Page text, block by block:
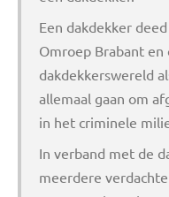
Een dakdekker
Omroep Brabant en
dakdekkerswereld
allemaal gaan om
in het criminele
In verband met de
meerdere